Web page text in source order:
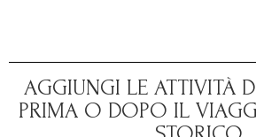
AGGIUNGI LE ATTIVITÀ
PRIMA O DOPO IL